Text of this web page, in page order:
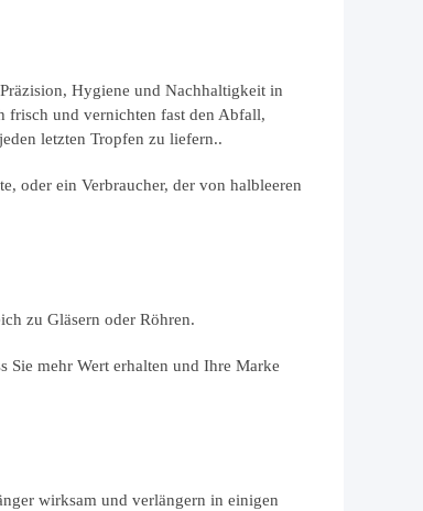
Hygiene und Nachhaltigkeit in
frisch und vernichten fast den Abfall,
letzten Tropfen zu liefern..
oder ein Verbraucher, der von halbleeren
zu Gläsern oder Röhren.
Sie mehr Wert erhalten und Ihre Marke
wirksam und verlängern in einigen